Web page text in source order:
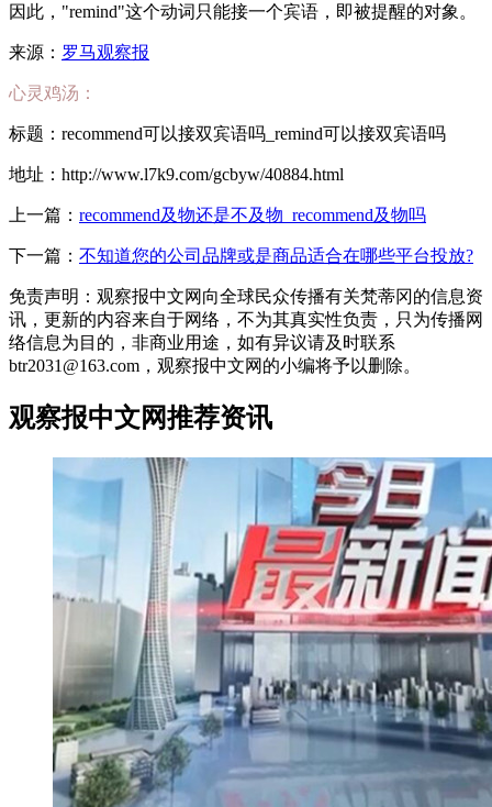
因此，"remind"这个动词只能接一个宾语，即被提醒的对象。
来源： 罗马观察报
心灵鸡汤：
标题：recommend可以接双宾语吗_remind可以接双宾语吗
地址：http://www.l7k9.com/gcbyw/40884.html
上一篇： recommend及物还是不及物_recommend及物吗
下一篇： 不知道您的公司品牌或是商品适合在哪些平台投放?
免责声明：观察报中文网向全球民众传播有关梵蒂冈的信息资
讯，更新的内容来自于网络，不为其真实性负责，只为传播网
络信息为目的，非商业用途，如有异议请及时联系
btr2031@163.com，观察报中文网的小编将予以删除。
观察报中文网推荐资讯